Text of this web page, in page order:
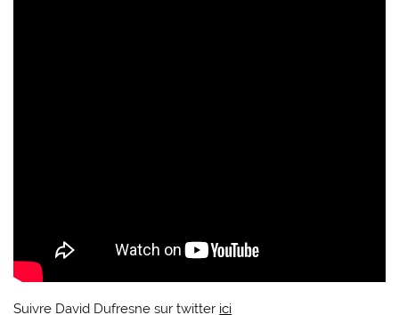
Suivre David Dufresne sur twitter ici